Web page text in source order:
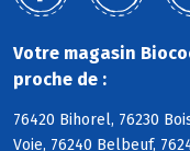
Votre magasin
proche de :
76420 Bihorel, 76230
Voie, 76240 Belbeuf,